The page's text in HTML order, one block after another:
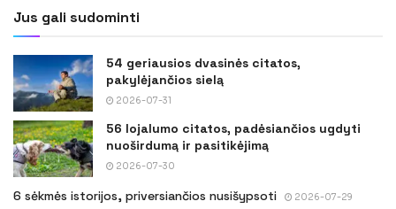
Jus gali sudominti
54 geriausios dvasinės citatos,
pakylėjančios sielą
2026-07-31
56 lojalumo citatos, padėsiančios ugdyti
nuoširdumą ir pasitikėjimą
2026-07-30
6 sėkmės istorijos, priversiančios nusišypsoti 2026-07-29